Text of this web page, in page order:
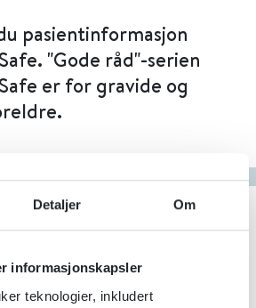
Detaljer Om
informasjonskapsler
teknologier, inkludert
pasientinformasjon
"Gode råd"-serien
er for gravide og